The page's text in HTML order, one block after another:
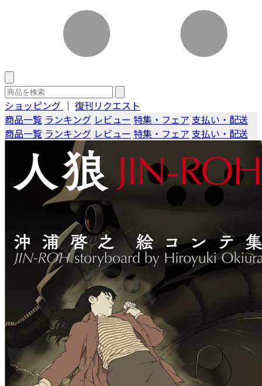
ショッピング ｜ 復刊リクエスト
商品一覧 ランキング レビュー 特集・フェア 支払い・配送
商品一覧 ランキング レビュー 特集・フェア 支払い・配送